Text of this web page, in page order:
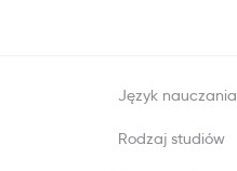
Język nauczania
Rodzaj studiów